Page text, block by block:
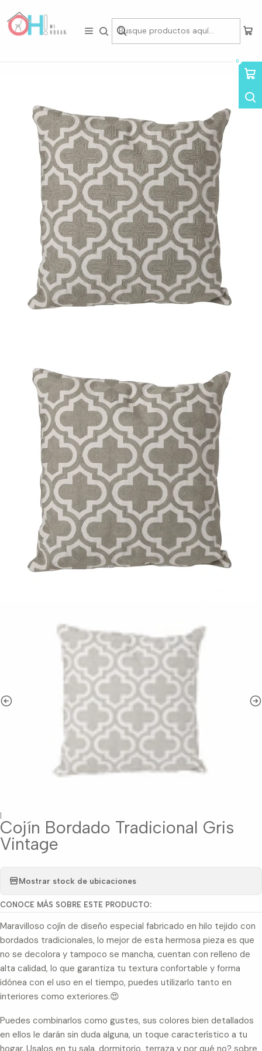
0
Inicio Home Deco Cojines Cojín Bordado Tradicional Gris Vintage
|
Cojín Bordado Tradicional Gris
Vintage
Mostrar stock de ubicaciones
CONOCE MÁS SOBRE ESTE PRODUCTO:
Maravilloso cojín de diseño especial fabricado en hilo tejido con
bordados tradicionales, lo mejor de esta hermosa pieza es que
no se decolora y tampoco se mancha, cuentan con relleno de
alta calidad, lo que garantiza tu textura confortable y forma
idónea con el uso en el tiempo, puedes utilizarlo tanto en
interiores como exteriores.😍
Puedes combinarlos como gustes, sus colores bien detallados
en ellos le darán sin duda alguna, un toque característico a tu